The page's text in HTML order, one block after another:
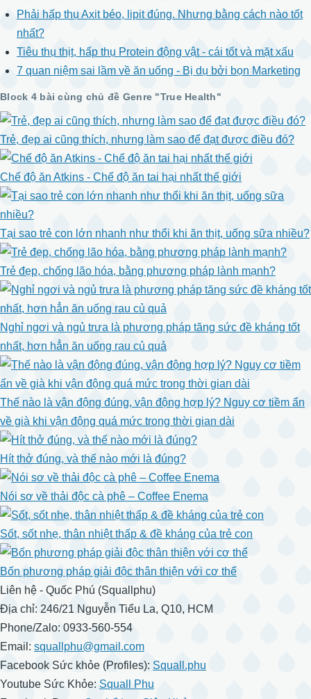
Phải hấp thụ Axit béo, lipit đúng. Nhưng bằng cách nào tốt
nhất?
Tiêu thụ thịt, hấp thụ Protein động vật - cái tốt và mặt xấu
7 quan niệm sai lầm về ăn uống - Bị dụ bởi bọn Marketing
Block 4 bài cùng chủ đề Genre "True Health"
Trẻ, đẹp ai cũng thích, nhưng làm sao để đạt được điều đó?
Chế độ ăn Atkins - Chế độ ăn tai hại nhất thế giới
Tại sao trẻ con lớn nhanh như thổi khi ăn thịt, uống sữa nhiều?
Trẻ đẹp, chống lão hóa, bằng phương pháp lành mạnh?
Nghỉ ngơi và ngủ trưa là phương pháp tăng sức đề kháng tốt
nhất, hơn hẳn ăn uống rau củ quả
Thế nào là vận động đúng, vận động hợp lý? Nguy cơ tiềm ẩn
về già khi vận động quá mức trong thời gian dài
Hít thở đúng, và thế nào mới là đúng?
Nói sơ về thải độc cà phê – Coffee Enema
Sốt, sốt nhẹ, thân nhiệt thấp & đề kháng của trẻ con
Bốn phương pháp giải độc thân thiện với cơ thể
Liên hệ - Quốc Phú (Squallphu)
Địa chỉ: 246/21 Nguyễn Tiểu La, Q10, HCM
Phone/Zalo: 0933-560-554
Email: squallphu@gmail.com
Facebook Sức khỏe (Profiles): Squall.phu
Youtube Sức Khỏe: Squall Phu